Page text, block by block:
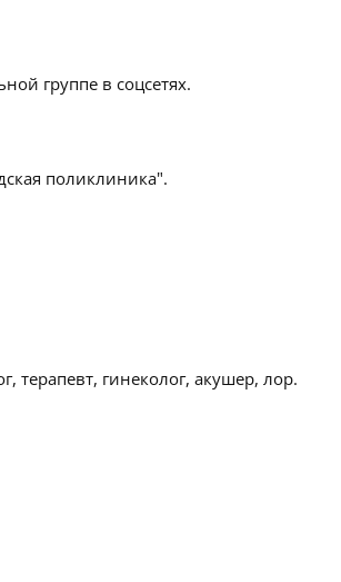
группе в соцсетях.
поликлиника".
терапевт, гинеколог, акушер, лор.